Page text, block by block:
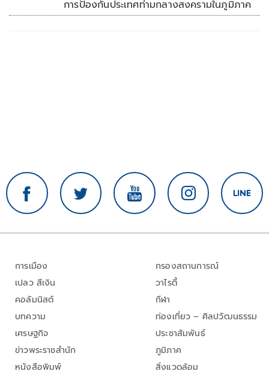
การป้องกันประเทศท่ามกลางสงครามในภูมิภาค
การเมือง
เปลว สีเงิน
คอลัมนิสต์
บทความ
เศรษฐกิจ
ข่าวพระราชสำนัก
หนังสือพิมพ์
กรองสถานการณ์
วาไรตี้
กีฬา
ท่องเที่ยว – ศิลปวัฒนธรรม
ประชาสัมพันธ์
ภูมิภาค
สิ่งแวดล้อม